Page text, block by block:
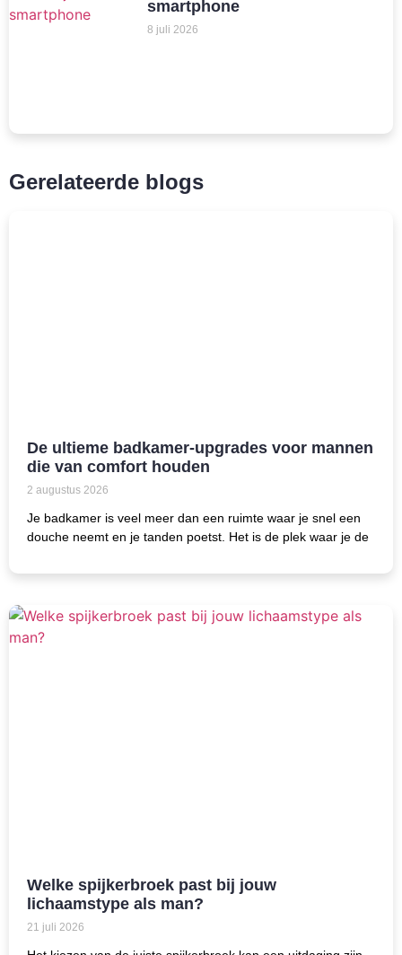
smartphone
8 juli 2026
Gerelateerde blogs
De ultieme badkamer-upgrades voor mannen
die van comfort houden
2 augustus 2026
Je badkamer is veel meer dan een ruimte waar je snel een
douche neemt en je tanden poetst. Het is de plek waar je de
Welke spijkerbroek past bij jouw
lichaamstype als man?
21 juli 2026